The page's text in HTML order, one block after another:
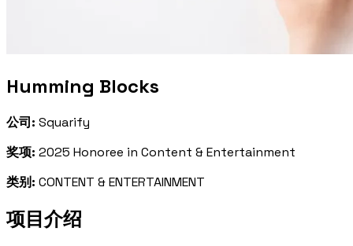
Humming Blocks
公司: Squarify
奖项: 2025 Honoree in Content & Entertainment
类别: CONTENT & ENTERTAINMENT
项目介绍